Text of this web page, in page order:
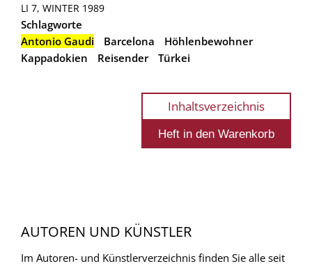
LI 7, WINTER 1989
Schlagworte
Antonio Gaudi
Barcelona
Höhlenbewohner
Kappadokien
Reisender Türkei
Inhaltsverzeichnis
AUTOREN UND KÜNSTLER
Im Autoren- und Künstlerverzeichnis finden Sie alle seit